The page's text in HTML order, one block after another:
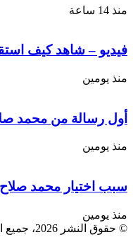
منذ 14 ساعة
فيديو – شاهد كيف
منذ يومين
أول رسالة من محمد
منذ يومين
سبب اختيار محمد صلاح الرقم 61 مع
منذ يومين
© حقوق النشر 2026، جميع الحقوق محفوظة |